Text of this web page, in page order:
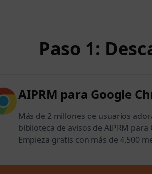
Paso 1:
AIPRM para Google
Más de 2 millones de usuarios
biblioteca de avisos de AIPRM para
Empieza gratis con más de 4.500